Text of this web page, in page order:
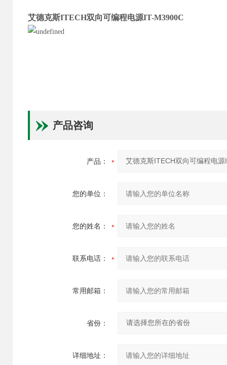
艾德克斯ITECH双向可编程电源IT-M3900C
产品咨询
产品：
您的单位：
您的姓名：
联系电话：
常用邮箱：
省份：
详细地址：